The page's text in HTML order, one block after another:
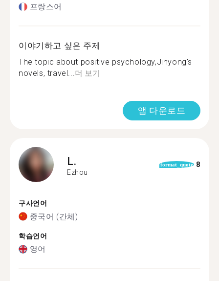
프랑스어
이야기하고 싶은 주제
The topic about positive psychology,Jinyong's
novels, travel...더 보기
앱 다운로드
L.
Ezhou
format_quote 8
구사언어
중국어 (간체)
학습언어
영어